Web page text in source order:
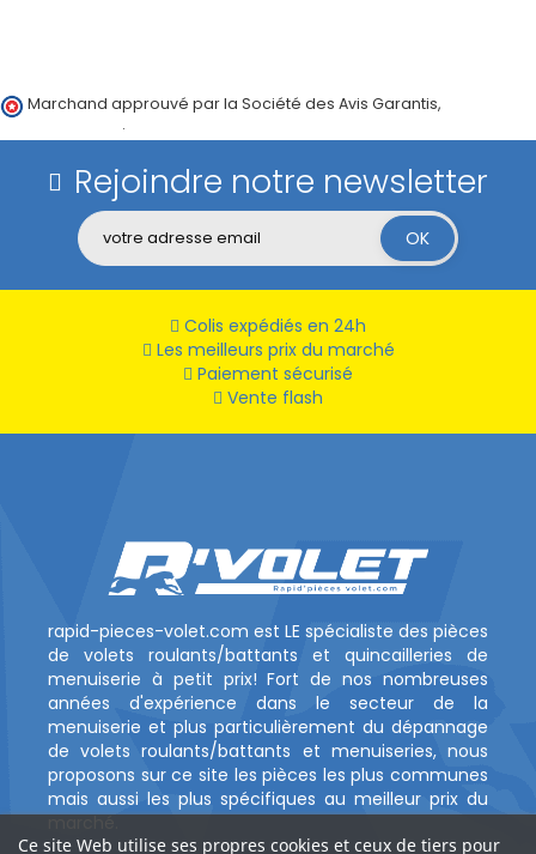
Ce site Web utilise ses propres cookies et ceux de tiers pour
Marchand approuvé par la Société des Avis Garantis,
.
Rejoindre notre newsletter
Colis expédiés en 24h
Les meilleurs prix du marché
Paiement sécurisé
Vente flash
rapid-pieces-volet.com est LE spécialiste des pièces
de volets roulants/battants et quincailleries de
menuiserie à petit prix! Fort de nos nombreuses
années d'expérience dans le secteur de la
menuiserie et plus particulièrement du dépannage
de volets roulants/battants et menuiseries, nous
proposons sur ce site les pièces les plus communes
mais aussi les plus spécifiques au meilleur prix du